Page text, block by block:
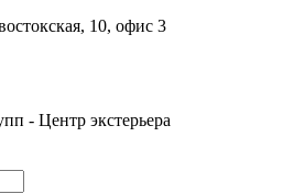
10, офис 3
- Центр экстерьера